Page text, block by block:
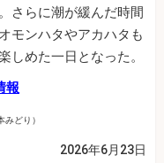
さらに潮が緩んだ時間
モンハタやアカハタも
しめた一日となった。
報
みどり）
2026年6月23日